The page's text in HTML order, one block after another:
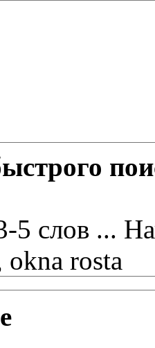
5 слов ...
okna rosta